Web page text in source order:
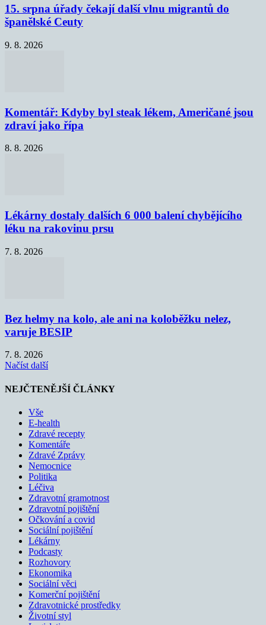
15. srpna úřady čekají další vlnu migrantů do
španělské Ceuty
9. 8. 2026
Komentář: Kdyby byl steak lékem, Američané jsou
zdraví jako řípa
8. 8. 2026
Lékárny dostaly dalších 6 000 balení chybějícího
léku na rakovinu prsu
7. 8. 2026
Bez helmy na kolo, ale ani na koloběžku nelez,
varuje BESIP
7. 8. 2026
Načíst další
NEJČTENĚJŠÍ ČLÁNKY
Vše
E-health
Zdravé recepty
Komentáře
Zdravé Zprávy
Nemocnice
Politika
Léčiva
Zdravotní gramotnost
Zdravotní pojištění
Očkování a covid
Sociální pojištění
Lékárny
Podcasty
Rozhovory
Ekonomika
Sociální věci
Komerční pojištění
Zdravotnické prostředky
Životní styl